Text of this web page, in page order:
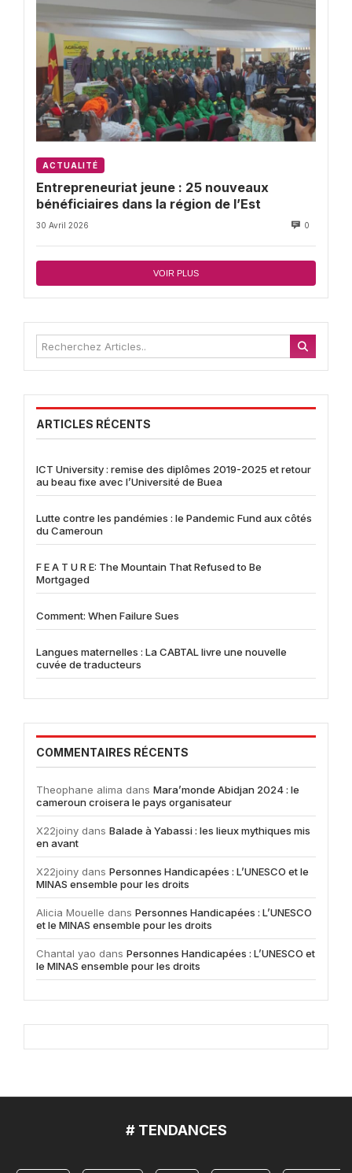
ACTUALITÉ
Entrepreneuriat jeune : 25 nouveaux
bénéficiaires dans la région de l’Est
30 Avril 2026 0
VOIR PLUS
ARTICLES RÉCENTS
ICT University : remise des diplômes 2019-2025 et retour
au beau fixe avec l’Université de Buea
Lutte contre les pandémies : le Pandemic Fund aux côtés
du Cameroun
F E A T U R E: The Mountain That Refused to Be
Mortgaged
Comment: When Failure Sues
Langues maternelles : La CABTAL livre une nouvelle
cuvée de traducteurs
COMMENTAIRES RÉCENTS
Theophane alima dans Mara’monde Abidjan 2024 : le
cameroun croisera le pays organisateur
X22joiny dans Balade à Yabassi : les lieux mythiques mis
en avant
X22joiny dans Personnes Handicapées : L’UNESCO et le
MINAS ensemble pour les droits
Alicia Mouelle dans Personnes Handicapées : L’UNESCO
et le MINAS ensemble pour les droits
Chantal yao dans Personnes Handicapées : L’UNESCO et
le MINAS ensemble pour les droits
# TENDANCES